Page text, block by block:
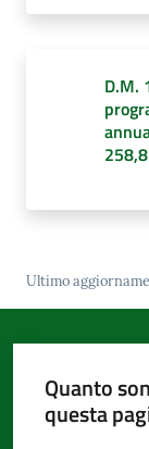
argomenti...
su
D.M.
Ultimo
Quanto
questa